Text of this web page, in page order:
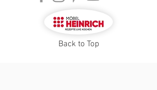
Back to Top